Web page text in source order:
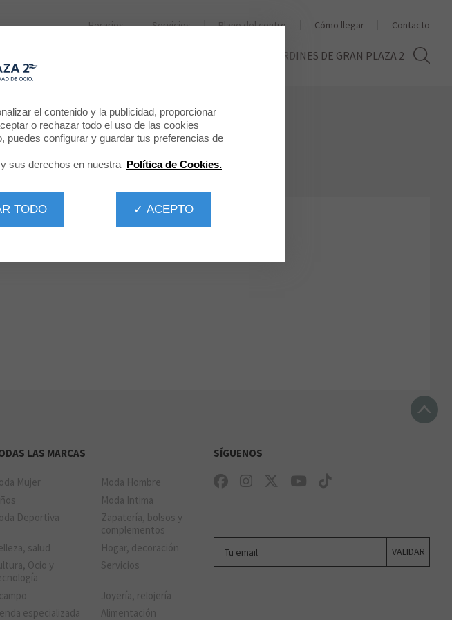
LOS JARDINES DE GRAN PLAZA 2
Horarios Servicios Plano del centro Cómo llegar Contacto
LAS MARCAS
Mujer
Moda Hombre
Moda Intima
Deportiva
Zapatería, bolsos y
complementos
salud
Hogar, decoración
Ocio y
Servicios
Joyería, relojería
especializada
Alimentación
SÍGUENOS
VALIDAR
el contenido y la publicidad, proporcionar
o rechazar todo el uso de las cookies
puedes configurar y guardar tus preferencias de
sus derechos en nuestra Política de Cookies.
✓ ACEPTO
TODO